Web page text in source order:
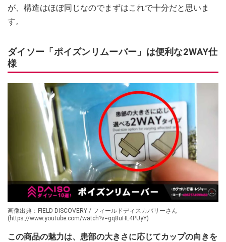
が、構造はほぼ同じなのでまずはこれで十分だと思いま
す。
ダイソー「ポイズンリムーバー」は便利な2WAY仕
様
画像出典：FIELD DISCOVERY / フィールドディスカバリーさん
(https://www.youtube.com/watch?v=gq8uHL4PUyY)
この商品の魅力は、患部の大きさに応じてカップの向きを